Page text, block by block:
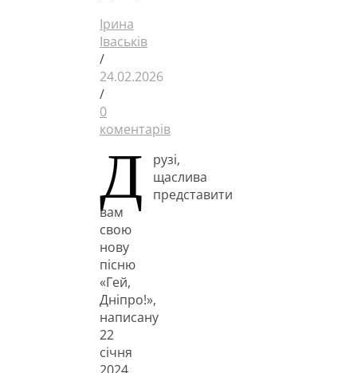
Ірина
Іваськів
/
24.02.2026
/
0
коментарів
Д
рузі,
щаслива
представити
вам
свою
нову
пісню
«Гей,
Дніпро!»,
написану
22
січня